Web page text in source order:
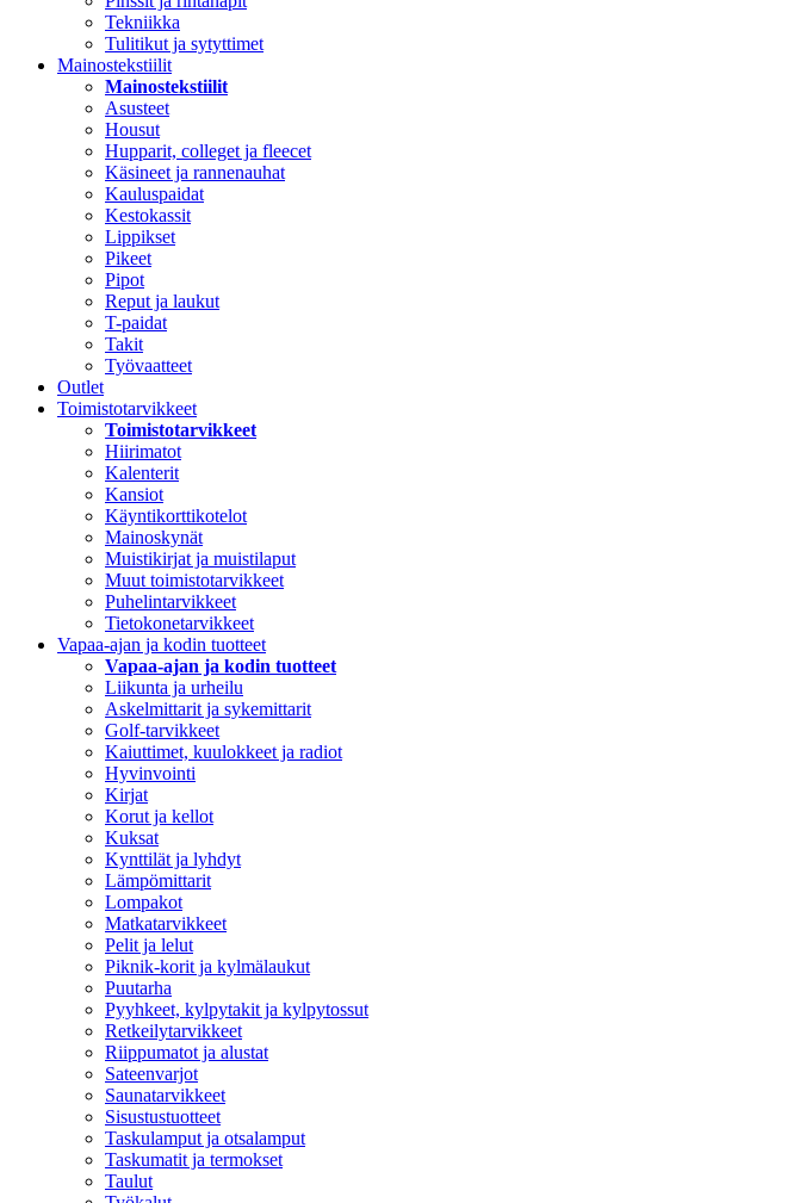
Tekniikka
Tulitikut ja sytyttimet
Mainostekstiilit
Mainostekstiilit
Asusteet
Housut
Hupparit, colleget ja fleecet
Käsineet ja rannenauhat
Kauluspaidat
Kestokassit
Lippikset
Pikeet
Pipot
Reput ja laukut
T-paidat
Takit
Työvaatteet
Outlet
Toimistotarvikkeet
Toimistotarvikkeet
Hiirimatot
Kalenterit
Kansiot
Käyntikorttikotelot
Mainoskynät
Muistikirjat ja muistilaput
Muut toimistotarvikkeet
Puhelintarvikkeet
Tietokonetarvikkeet
Vapaa-ajan ja kodin tuotteet
Vapaa-ajan ja kodin tuotteet
Liikunta ja urheilu
Askelmittarit ja sykemittarit
Golf-tarvikkeet
Kaiuttimet, kuulokkeet ja radiot
Hyvinvointi
Kirjat
Korut ja kellot
Kuksat
Kynttilät ja lyhdyt
Lämpömittarit
Lompakot
Matkatarvikkeet
Pelit ja lelut
Piknik-korit ja kylmälaukut
Puutarha
Pyyhkeet, kylpytakit ja kylpytossut
Retkeilytarvikkeet
Riippumatot ja alustat
Sateenvarjot
Saunatarvikkeet
Sisustustuotteet
Taskulamput ja otsalamput
Taskumatit ja termokset
Taulut